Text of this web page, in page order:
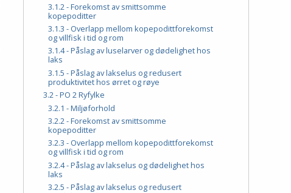
3.1.2 - Forekomst av smittsomme
kopepoditter
3.1.3 - Overlapp mellom kopepodittforekomst
og villfisk i tid og rom
3.1.4 - Påslag av luselarver og dødelighet hos
laks
3.1.5 - Påslag av lakselus og redusert
produktivitet hos ørret og røye
3.2 - PO 2 Ryfylke
3.2.1 - Miljøforhold
3.2.2 - Forekomst av smittsomme
kopepoditter
3.2.3 - Overlapp mellom kopepodittforekomst
og villfisk i tid og rom
3.2.4 - Påslag av lakselus og dødelighet hos
laks
3.2.5 - Påslag av lakselus og redusert